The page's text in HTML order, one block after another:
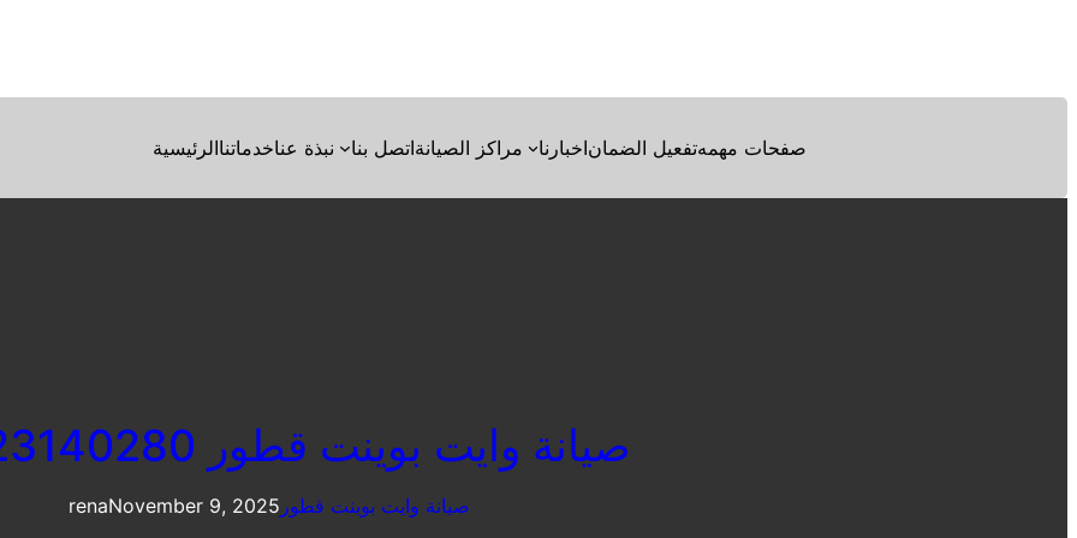
الرئيسيةخدماتنانبذة عنا اتصل بنامراكز الصيانة اخبارناتفعيل الضمانصفحات مهمه
صيانة وايت بوينت قطور 01023140280
renaNovember 9, 2025 صيانة وايت بوينت قطور